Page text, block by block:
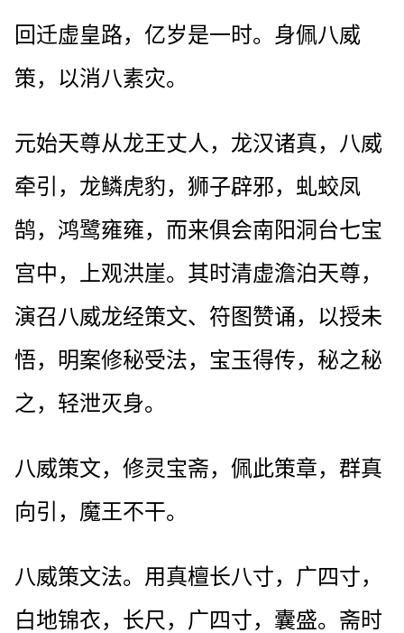
回迁虚皇路，亿岁是一时。身佩八威
策，以消八素灾。
元始天尊从龙王丈人，龙汉诸真，八威
牵引，龙鳞虎豹，狮子辟邪，虬蛟凤
鹄，鸿鹭雍雍，而来俱会南阳洞台七宝
宫中，上观洪崖。其时清虚澹泊天尊，
演召八威龙经策文、符图赞诵，以授未
悟，明案修秘受法，宝玉得传，秘之秘
之，轻泄灭身。
八威策文，修灵宝斋，佩此策章，群真
向引，魔王不干。
八威策文法。用真檀长八寸，广四寸，
白地锦衣，长尺，广四寸，囊盛。斋时